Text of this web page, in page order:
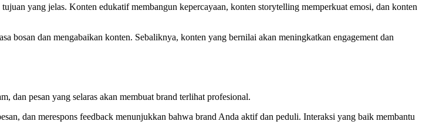
yang jelas. Konten edukatif membangun kepercayaan, konten storytelling memperkuat emosi, dan konten
bosan dan mengabaikan konten. Sebaliknya, konten yang bernilai akan meningkatkan engagement dan
dan pesan yang selaras akan membuat brand terlihat profesional.
dan merespons feedback menunjukkan bahwa brand Anda aktif dan peduli. Interaksi yang baik membantu